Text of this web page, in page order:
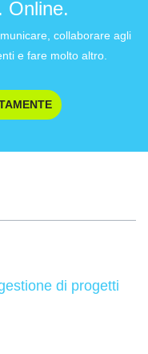
Online.
collaborare agli
e fare molto altro.
di progetti